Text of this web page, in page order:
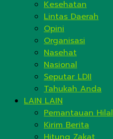
Kesehatan
Lintas Daerah
Opini
Organisasi
Nasehat
Nasional
Seputar LDII
Tahukah Anda
LAIN LAIN
Pemantauan Hilal
Kirim Berita